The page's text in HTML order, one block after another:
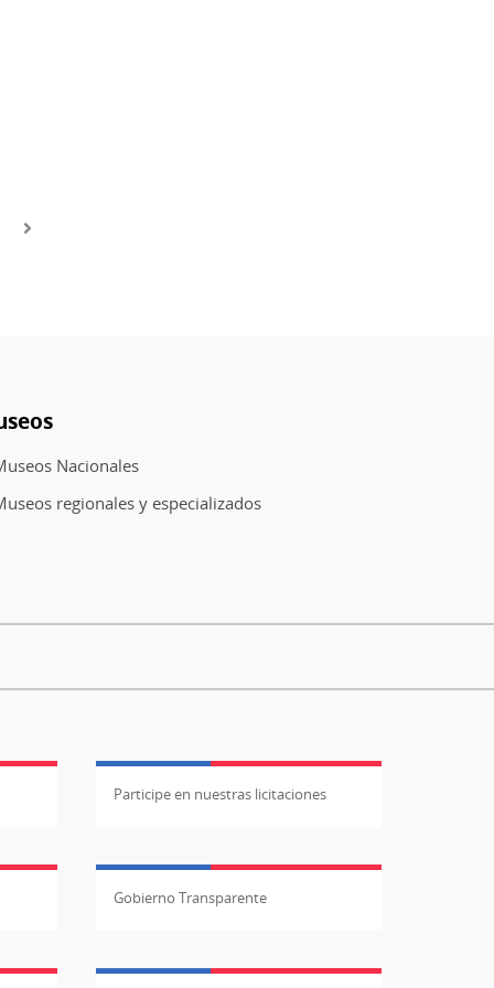
Nacionales
regionales y especializados
Participe en nuestras licitaciones
Gobierno Transparente